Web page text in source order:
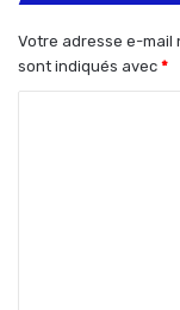
Votre adresse e-mail
sont indiqués avec *